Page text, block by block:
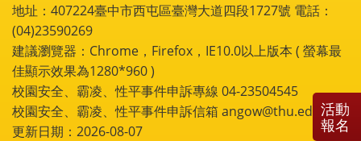
地址：407224臺中市西屯區臺灣大道四段1727號 電話：
(04)23590269
建議瀏覽器：Chrome，Firefox，IE10.0以上版本 ( 螢幕最
佳顯示效果為1280*960 )
校園安全、霸凌、性平事件申訴專線 04-23504545
校園安全、霸凌、性平事件申訴信箱 angow@thu.edu.tw
更新日期：2026-08-07
活動
報名